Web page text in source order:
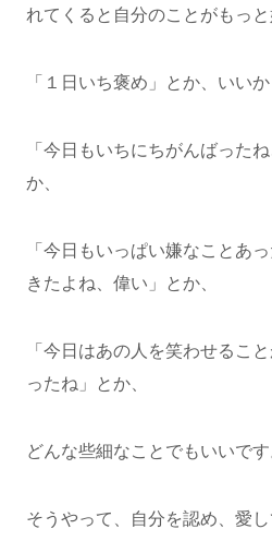
れてくると自分のことがもっと
「１日いち褒め」とか、いい
「今日もいちにちがんばった
か、
「今日もいっぱい嫌なことあ
きたよね、偉い」とか、
「今日はあの人を笑わせるこ
ったね」とか、
どんな些細なことでもいいです
そうやって、自分を認め、愛